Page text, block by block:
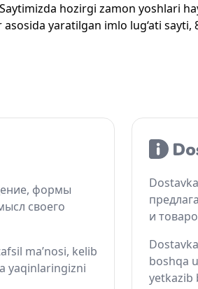
hozirgi zamon yoshlari
yaratilgan imlo lug‘ati sayti,
формы
своего
ma’nosi, kelib
yaqinlaringizni
и
boshqa
yetkazib